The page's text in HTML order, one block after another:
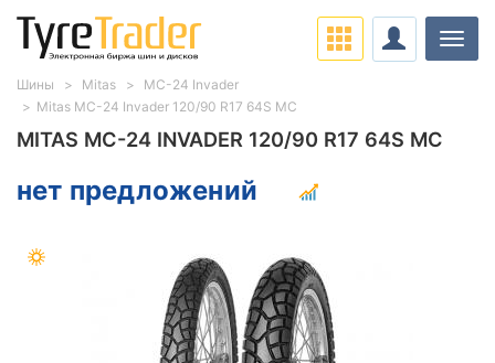
MITAS MC-24 INVADER 120/90 R17 64S MC
нет предложений
Шины Mitas
MC-24 Invader
Mitas MC-24 Invader 120/90 R17 64S MC